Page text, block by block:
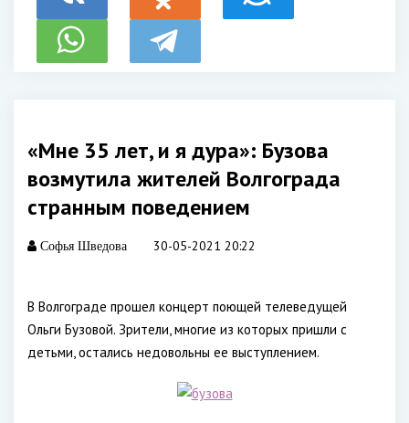
«Мне 35 лет, и я дура»: Бузова
возмутила жителей Волгограда
странным поведением
Софья Шведова 30-05-2021 20:22
В Волгограде прошел концерт поющей телеведущей
Ольги Бузовой. Зрители, многие из которых пришли с
детьми, остались недовольны ее выступлением.